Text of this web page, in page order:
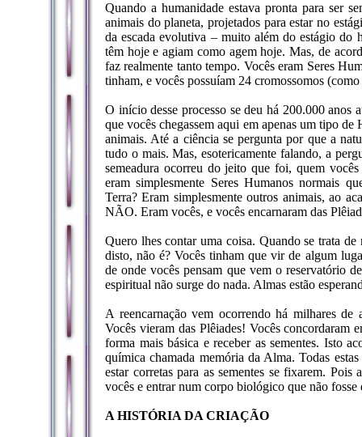
Quando a humanidade estava pronta para ser
animais do planeta, projetados para estar no
da escada evolutiva – muito além do estágio do
têm hoje e agiam como agem hoje. Mas, de
faz realmente tanto tempo. Vocês eram Seres
tinham, e vocês possuíam 24 cromossomos
O início desse processo se deu há 200.000 anos
que vocês chegassem aqui em apenas um tipo
animais. Até a ciência se pergunta por que a
tudo o mais. Mas, esotericamente falando, a
semeadura ocorreu do jeito que foi, quem
eram simplesmente Seres Humanos normais
Terra? Eram simplesmente outros animais, ao
NÃO. Eram vocês, e vocês encarnaram das
Quero lhes contar uma coisa. Quando se trata
disto, não é? Vocês tinham que vir de algum
de onde vocês pensam que vem o reservatório
espiritual não surge do nada. Almas estão
A reencarnação vem ocorrendo há milhares
Vocês vieram das Plêiades! Vocês
forma mais básica e receber as sementes. Isto
química chamada memória da Alma. Todas
estar corretas para as sementes se fixarem.
vocês e entrar num corpo biológico que não fosse
A HISTÓRIA DA CRIAÇÃO